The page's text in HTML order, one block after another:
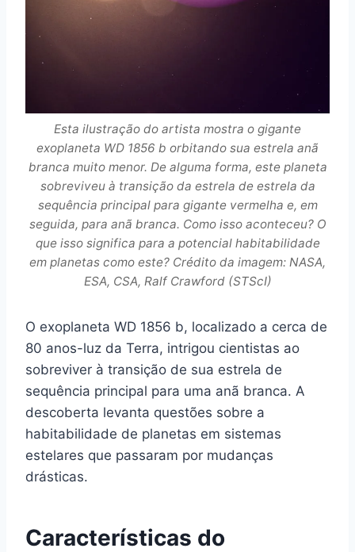
Esta ilustração do artista mostra o gigante
exoplaneta WD 1856 b orbitando sua estrela anã
branca muito menor. De alguma forma, este planeta
sobreviveu à transição da estrela de estrela da
sequência principal para gigante vermelha e, em
seguida, para anã branca. Como isso aconteceu? O
que isso significa para a potencial habitabilidade
em planetas como este? Crédito da imagem: NASA,
ESA, CSA, Ralf Crawford (STScI)
O exoplaneta WD 1856 b, localizado a cerca de
80 anos-luz da Terra, intrigou cientistas ao
sobreviver à transição de sua estrela de
sequência principal para uma anã branca. A
descoberta levanta questões sobre a
habitabilidade de planetas em sistemas
estelares que passaram por mudanças
drásticas.
Características do